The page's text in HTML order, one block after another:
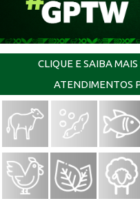
CLIQUE E SAIBA
ATENDIMENTOS